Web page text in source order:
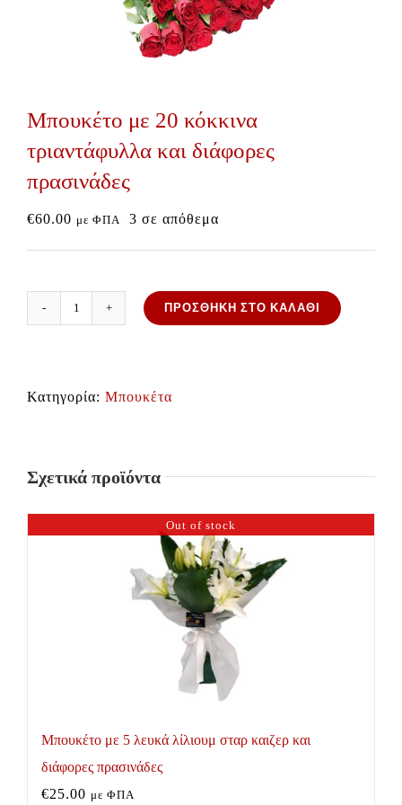
Μπουκέτο με 20 κόκκινα
τριαντάφυλλα και διάφορες
πρασινάδες
€60.00 με ΦΠΑ 3 σε απόθεμα
κόκκινα
διάφορες
ΠΡΟΣΘΉΚΗ ΣΤΟ ΚΑΛΆΘΙ
Κατηγορία: Μπουκέτα
Σχετικά προϊόντα
Out of stock
Μπουκέτο με 5 λευκά λίλιουμ σταρ καιζερ και
διάφορες πρασινάδες
€25.00 με ΦΠΑ